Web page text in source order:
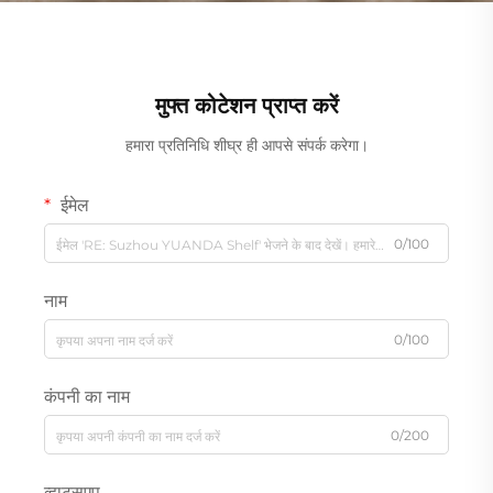
मुफ्त कोटेशन प्राप्त करें
हमारा प्रतिनिधि शीघ्र ही आपसे संपर्क करेगा।
ईमेल
0/100
नाम
0/100
कंपनी का नाम
0/200